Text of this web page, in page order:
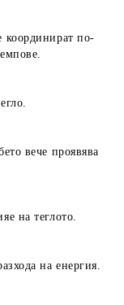
координират по-
вече проявява
на теглото.
на енергия.